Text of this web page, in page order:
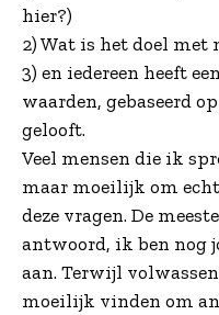
hier?)
2) Wat is het doel
3) en iedereen heeft
waarden, gebaseerd
gelooft.
Veel mensen die ik
maar moeilijk om
deze vragen. De
antwoord, ik ben nog
aan. Terwijl
moeilijk vinden om